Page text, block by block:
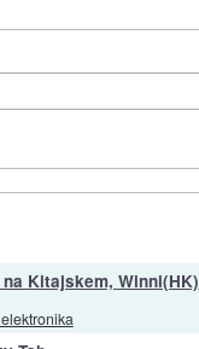
Kitajskem, Winni(HK)